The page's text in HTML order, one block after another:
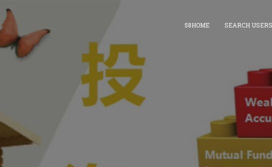
58HOME SEARCH USERS